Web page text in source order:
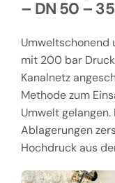
– DN 50 –
Umweltschonend
mit 200 bar
Kanalnetz
Methode zum
Umwelt
Ablagerungen
Hochdruck aus